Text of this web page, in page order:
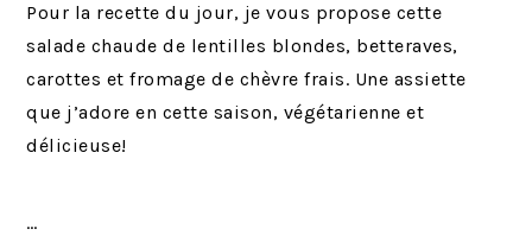
Pour la recette du jour, je vous propose cette
salade chaude de lentilles blondes, betteraves,
carottes et fromage de chèvre frais. Une assiette
que j’adore en cette saison, végétarienne et
délicieuse!
…